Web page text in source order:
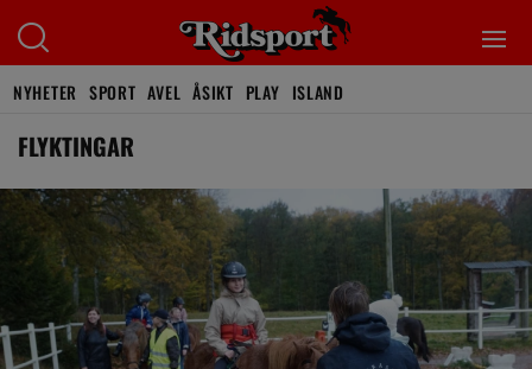
NYHETER SPORT AVEL ÅSIKT PLAY ISLAND
FLYKTINGAR